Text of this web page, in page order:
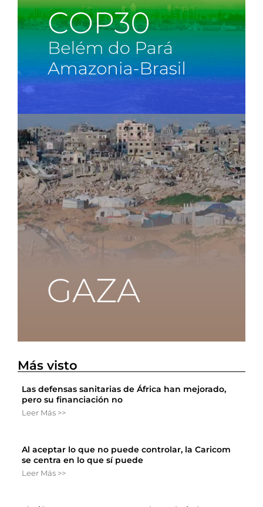
Más visto
Las defensas sanitarias de África han mejorado,
pero su financiación no
Leer Más >>
Al aceptar lo que no puede controlar, la Caricom
se centra en lo que sí puede
Leer Más >>